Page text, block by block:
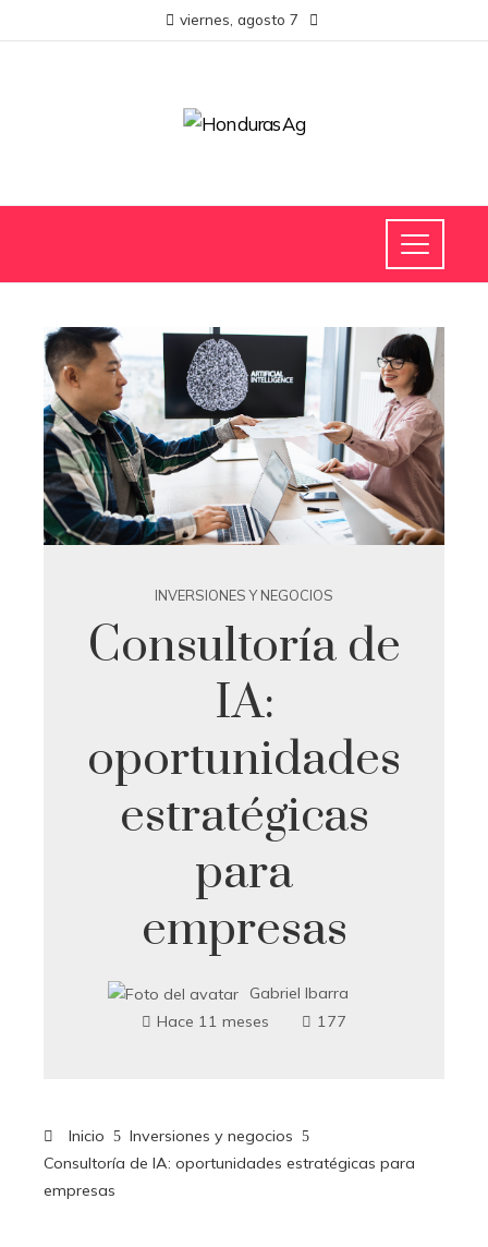
viernes, agosto 7
INVERSIONES Y NEGOCIOS
Consultoría de
IA:
oportunidades
estratégicas
para
empresas
Gabriel Ibarra
Hace 11 meses
177
Inicio
Inversiones y negocios
Consultoría de IA: oportunidades estratégicas para
empresas